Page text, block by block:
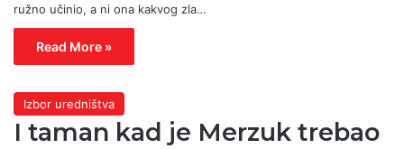
ružno učinio, a ni ona kakvog zla…
Read More »
Izbor uredništva
I taman kad je Merzuk trebao